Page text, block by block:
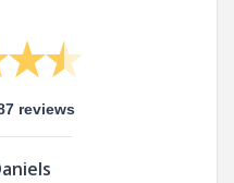
reviews